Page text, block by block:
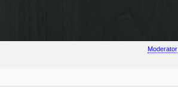
Moderator